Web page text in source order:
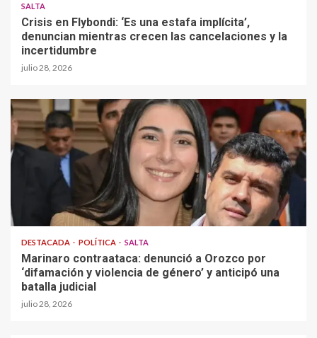
SALTA
Crisis en Flybondi: ‘Es una estafa implícita’,
denuncian mientras crecen las cancelaciones y la
incertidumbre
julio 28, 2026
DESTACADA POLÍTICA SALTA
Marinaro contraataca: denunció a Orozco por
‘difamación y violencia de género’ y anticipó una
batalla judicial
julio 28, 2026